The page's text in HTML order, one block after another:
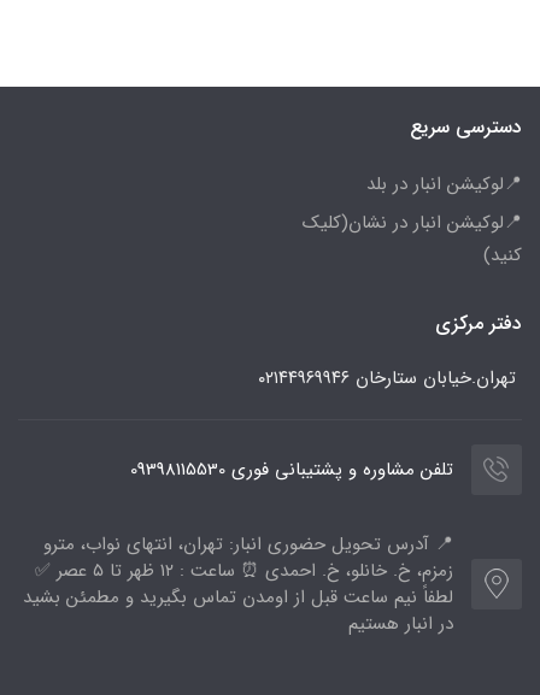
دسترسی سریع
📍لوکیشن انبار در بلد
📍لوکیشن انبار در نشان(کلیک
کنید)
دفتر مرکزی
تهران.خیابان ستارخان ۰۲۱۴۴۹۶۹۹۴۶
تلفن مشاوره و پشتیبانی فوری 09398115530
📍 آدرس تحویل حضوری انبار: تهران، انتهای نواب، مترو
زمزم، خ. خانلو، خ. احمدی ⏰ ساعت : ۱۲ ظهر تا ۵ عصر ✅
لطفاً نیم ساعت قبل از اومدن تماس بگیرید و مطمئن بشید
در انبار هستیم